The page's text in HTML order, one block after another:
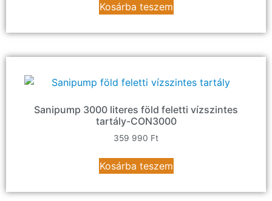
Kosárba teszem
Sanipump 3000 literes föld feletti vízszintes
tartály-CON3000
359 990 Ft
Kosárba teszem